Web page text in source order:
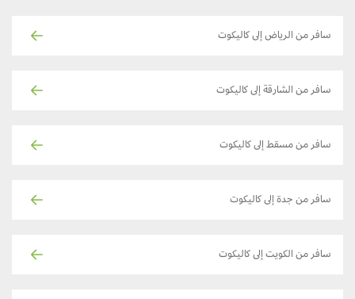
سافر من الرياض إلى كاليكوت
سافر من الشارقة إلى كاليكوت
سافر من مسقط إلى كاليكوت
سافر من جدة إلى كاليكوت
سافر من الكويت إلى كاليكوت